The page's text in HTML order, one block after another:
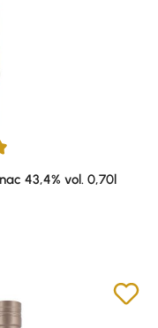
5 Sternen
43,4% vol. 0,70l